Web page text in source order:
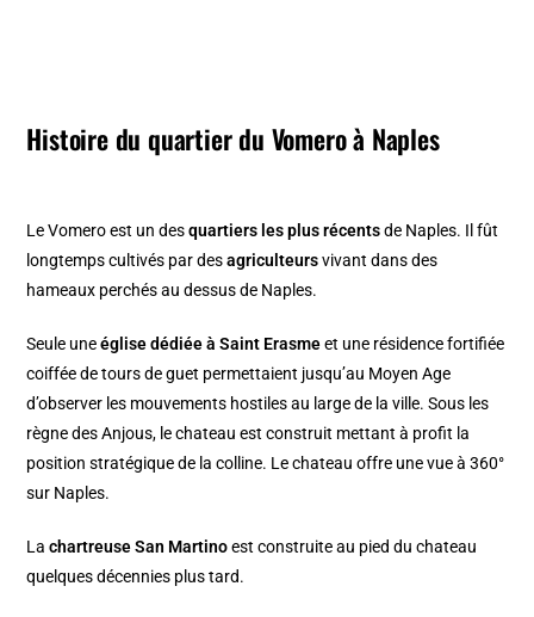
Histoire du quartier du Vomero à Naples
Le Vomero est un desquartiers les plus récentsde Naples. Il fût
longtemps cultivés par desagriculteursvivant dans des
hameaux perchés au dessus de Naples.
Seule uneéglise dédiée à Saint Erasmeet une résidence fortifiée
coiffée de tours de guet permettaient jusqu’au Moyen Age
d’observer les mouvements hostiles au large de la ville. Sous les
règne des Anjous, le chateau est construit mettant à profit la
position stratégique de la colline. Le chateau offre une vue à 360°
sur Naples.
Lachartreuse San Martinoest construite au pied du chateau
quelques décennies plus tard.